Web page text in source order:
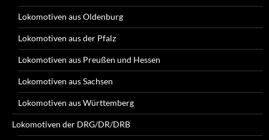
Lokomotiven aus Oldenburg
Lokomotiven aus der Pfalz
Lokomotiven aus Preußen und Hessen
Lokomotiven aus Sachsen
Lokomotiven aus Württemberg
Lokomotiven der DRG/DR/DRB